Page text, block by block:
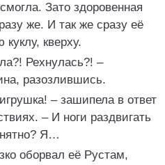
Зато здоровенная
же. И так же сразу её
кверху.
Рехнулась?! –
разозлившись.
– зашипела в ответ
– И ноги раздвигать
Я…
оборвал её Рустам,